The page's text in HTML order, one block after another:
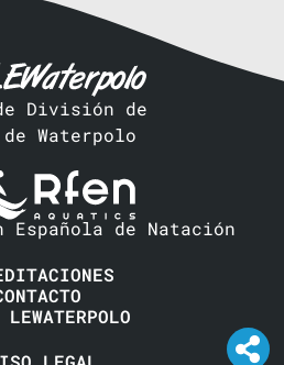
División de
de Waterpolo
Española de Natación
LEWATERPOLO